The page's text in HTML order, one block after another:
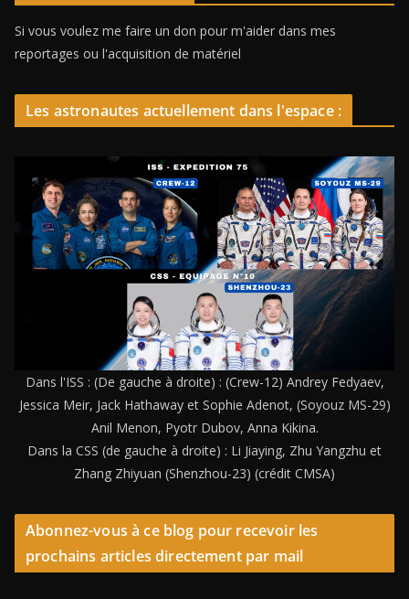
Si vous voulez me faire un don pour m'aider dans mes
reportages ou l'acquisition de matériel
Les astronautes actuellement dans l'espace :
Dans l'ISS : (De gauche à droite) : (Crew-12) Andrey Fedyaev,
Jessica Meir, Jack Hathaway et Sophie Adenot, (Soyouz MS-29)
Anil Menon, Pyotr Dubov, Anna Kikina.
Dans la CSS (de gauche à droite) : Li Jiaying, Zhu Yangzhu et
Zhang Zhiyuan (Shenzhou-23) (crédit CMSA)
Abonnez-vous à ce blog pour recevoir les
prochains articles directement par mail